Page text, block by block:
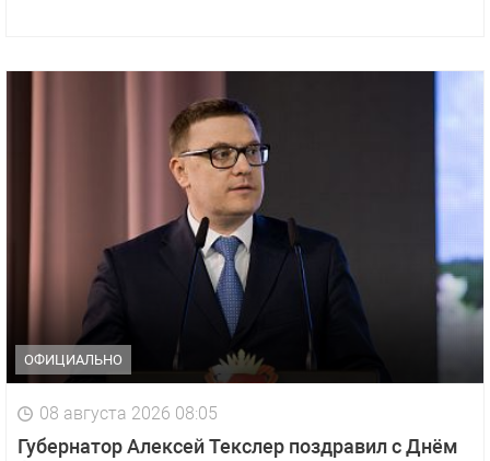
ОФИЦИАЛЬНО
08 августа 2026 08:05
Губернатор Алексей Текслер поздравил с Днём